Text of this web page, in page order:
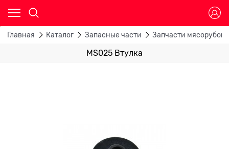
Главная Каталог Запасные части Запчасти мясорубок
MS025 Втулка